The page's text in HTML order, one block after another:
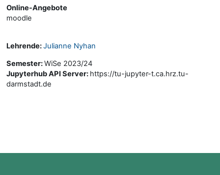
Online-Angebote
moodle
Lehrende:Julianne Nyhan
Semester:WiSe 2023/24
Jupyterhub API Server: https://tu-jupyter-t.ca.hrz.tu-
darmstadt.de